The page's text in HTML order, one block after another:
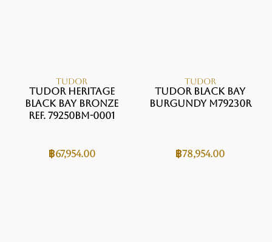
TUDOR
Tudor Heritage
Black Bay Bronze
Ref. 79250BM-0001
฿67,954.00
TUDOR
Tudor Black Bay
Burgundy M79230R
฿78,954.00